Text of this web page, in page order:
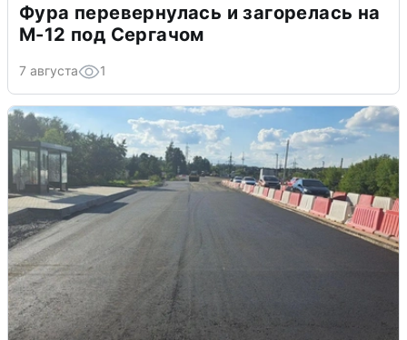
Фура перевернулась и загорелась на
М-12 под Сергачом
7 августа 1